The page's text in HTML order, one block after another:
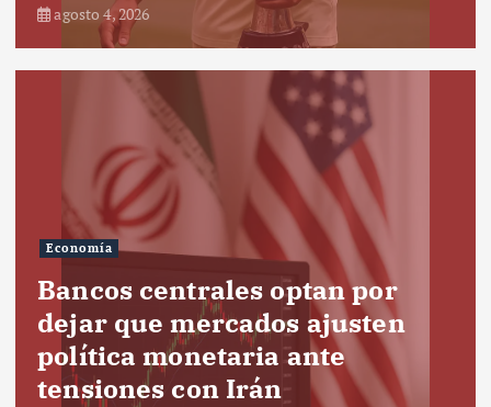
agosto 4, 2026
Economía
Bancos centrales optan por
dejar que mercados ajusten
política monetaria ante
tensiones con Irán